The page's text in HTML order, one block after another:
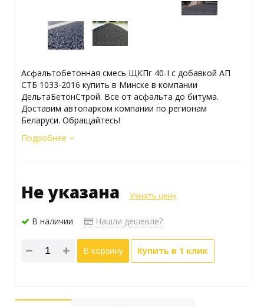
Асфальтобетонная смесь ЩКПг 40-I с добавкой АП
СТБ 1033-2016 купить в Минске в компании
ДельтаБетонСтрой. Все от асфальта до битума.
Доставим автопарком компании по регионам
Беларуси. Обращайтесь!
Подробнее
Не указана Узнать цену
В наличии Нашли дешевле?
В корзину Купить в 1 клик